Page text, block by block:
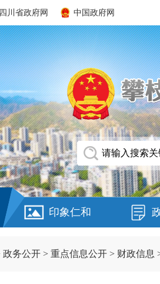
四川省政府网 中国政府网
印象仁和
政务公开 > 重点信息公开 > 财政信息